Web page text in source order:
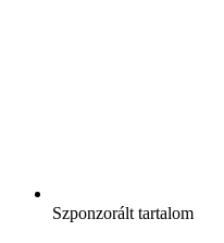
Szponzorált tartalom